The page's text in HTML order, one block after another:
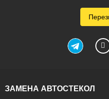
ЗАМЕНА АВТОСТЕКОЛ